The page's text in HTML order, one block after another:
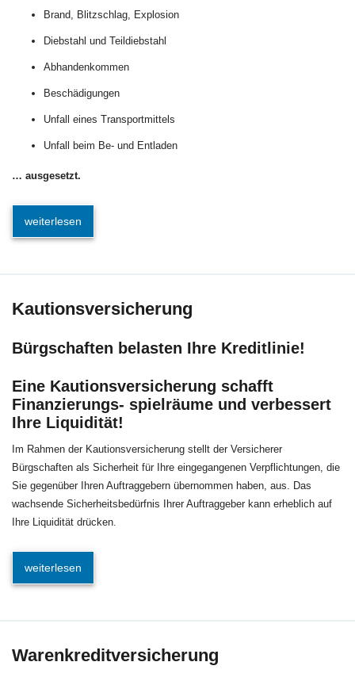
Brand, Blitzschlag, Explosion
Diebstahl und Teildiebstahl
Abhandenkommen
Beschädigungen
Unfall eines Transportmittels
Unfall beim Be- und Entladen
… ausgesetzt.
weiterlesen
Kautionsversicherung
Bürgschaften belasten Ihre Kreditlinie!
Eine Kautionsversicherung schafft
Finanzierungs- spielräume und verbessert
Ihre Liquidität!
Im Rahmen der Kautionsversicherung stellt der Versicherer
Bürgschaften als Sicherheit für Ihre eingegangenen Verpflichtungen, die
Sie gegenüber Ihren Auftraggebern übernommen haben, aus. Das
wachsende Sicherheitsbedürfnis Ihrer Auftraggeber kann erheblich auf
Ihre Liquidität drücken.
weiterlesen
Warenkreditversicherung